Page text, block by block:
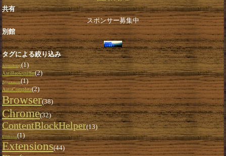
共有
スポンサー募集中
別館
タグによる絞り込み
Accessibility(1)
AntiBrowsniffer(2)
Appearances(1)
AutoComplete(2)
Browser(38)
Chrome(32)
ContentBlockHelper(13)
Extension(1)
Extensions(44)